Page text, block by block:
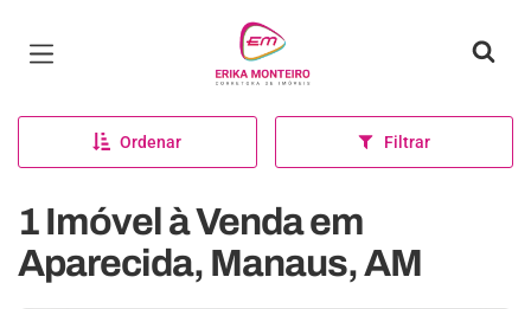
Página inicial
Ordenar Filtrar
1 Imóvel à Venda em
Aparecida, Manaus, AM